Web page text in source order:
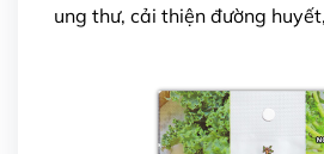
ung thư, cải thiện đường